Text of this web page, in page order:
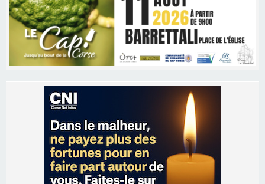
Les brèves
09/08/2026 16:04
Sénatoriales 2B – Jean-François Gaspari retire
sa candidature